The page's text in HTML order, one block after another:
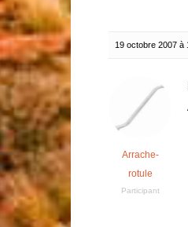
19 octobre 2007 à
Arrache-
rotule
Participant